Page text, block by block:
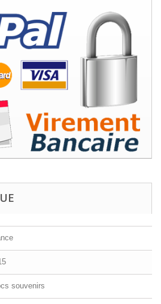
souvenirs